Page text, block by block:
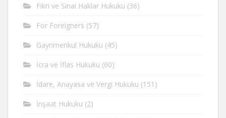
Fikri ve Sinai Haklar Hukuku (36)
For Foreigners (57)
Gayrimenkul Hukuku (45)
İcra ve İflas Hukuku (60)
İdare, Anayasa ve Vergi Hukuku (151)
İnşaat Hukuku (2)